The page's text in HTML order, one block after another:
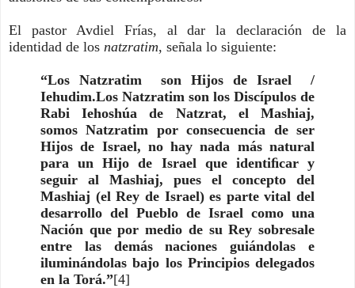
El pastor Avdiel Frías, al dar la declaración de la
identidad de los natzratim, señala lo siguiente:
“Los Natzratim son Hijos de Israel /
Iehudim.Los Natzratim son los Discípulos de
Rabi Iehoshúa de Natzrat, el Mashiaj,
somos Natzratim por consecuencia de ser
Hijos de Israel, no hay nada más natural
para un Hijo de Israel que identiﬁcar y
seguir al Mashiaj, pues el concepto del
Mashiaj (el Rey de Israel) es parte vital del
desarrollo del Pueblo de Israel como una
Nación que por medio de su Rey sobresale
entre las demás naciones guiándolas e
iluminándolas bajo los Principios delegados
en la Torá.”[4]